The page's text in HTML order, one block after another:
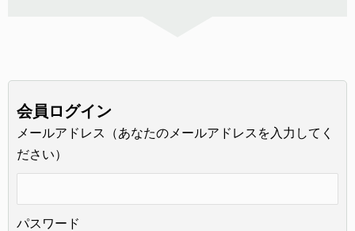
会員ログイン
メールアドレス（あなたのメールアドレスを入力してく
ださい）
パスワード